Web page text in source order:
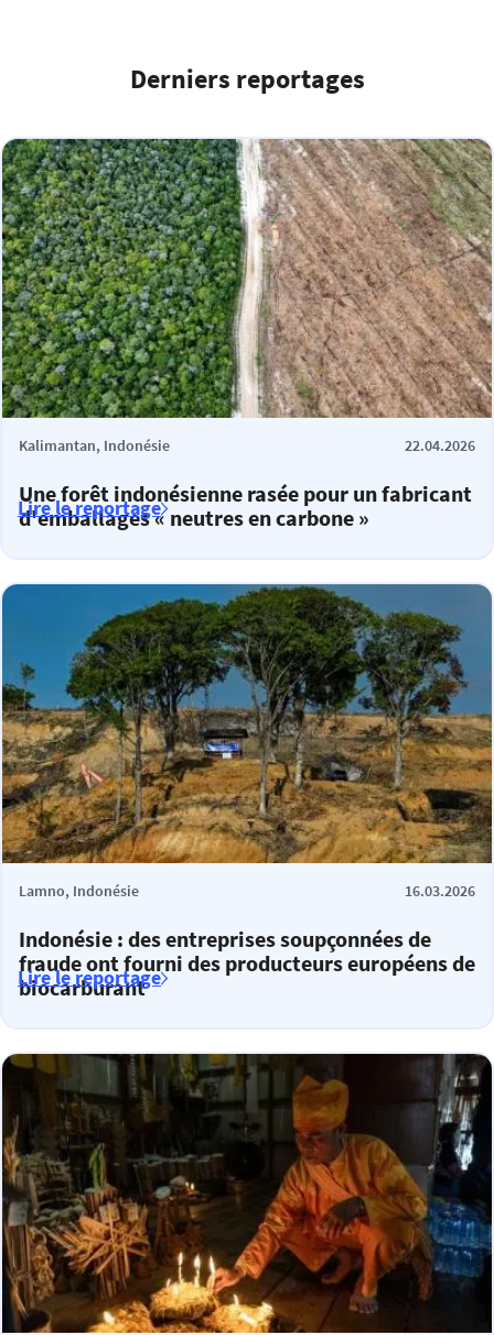
Derniers reportages
Kalimantan, Indonésie 22.04.2026
Une forêt indonésienne rasée pour un fabricant
d'emballages « neutres en carbone »
Lire le reportage
Lamno, Indonésie 16.03.2026
Indonésie : des entreprises soupçonnées de
fraude ont fourni des producteurs européens de
biocarburant
Lire le reportage